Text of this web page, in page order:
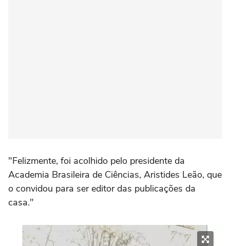
"Felizmente, foi acolhido pelo presidente da
Academia Brasileira de Ciências, Aristides Leão, que
o convidou para ser editor das publicações da
casa."